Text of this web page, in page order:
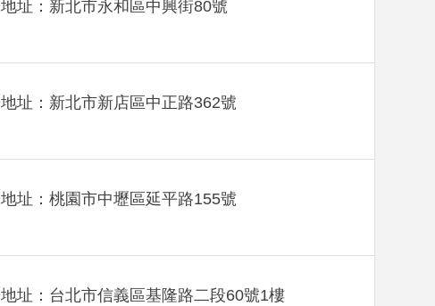
地址：新北市永和區中興街80號
地址：新北市新店區中正路362號
地址：桃園市中壢區延平路155號
地址：台北市信義區基隆路二段60號1樓